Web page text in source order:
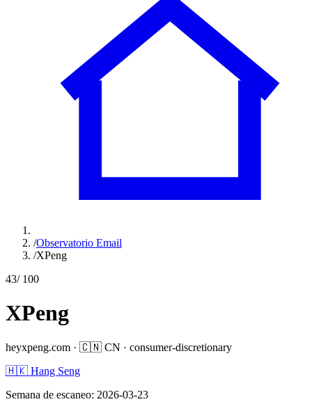
/Observatorio Email
/XPeng
43/ 100
XPeng
heyxpeng.com · 🇨🇳 CN · consumer-discretionary
🇭🇰 Hang Seng
Semana de escaneo: 2026-03-23